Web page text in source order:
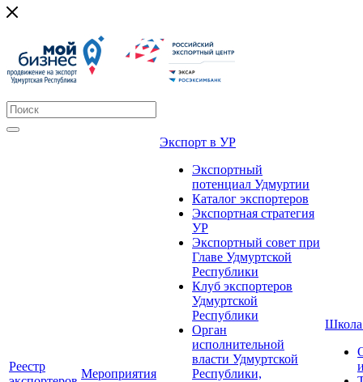
Реестр
Мероприятия
Экспорт в УР
Экспортный
потенциал Удмуртии
Каталог экспортеров
Экспортная стратегия
УР
Экспортный совет при
Главе Удмуртской
Республики
Клуб экспортеров
Удмуртской
Республики
Орган
исполнительной
власти Удмуртской
Республики,
Школа